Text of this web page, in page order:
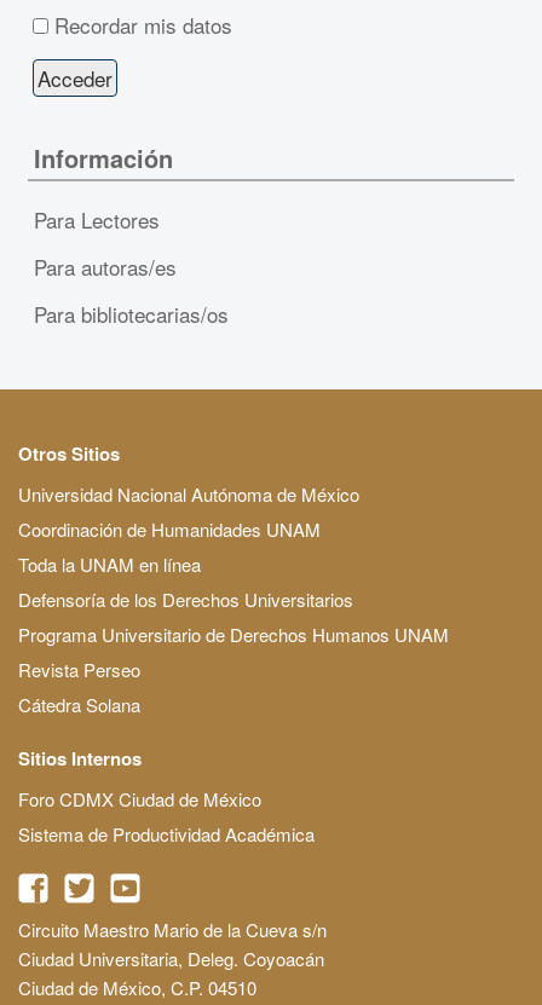
Recordar mis datos
Información
Para Lectores
Para autoras/es
Para bibliotecarias/os
Otros Sitios
Universidad Nacional Autónoma de México
Coordinación de Humanidades UNAM
Toda la UNAM en línea
Defensoría de los Derechos Universitarios
Programa Universitario de Derechos Humanos UNAM
Revista Perseo
Cátedra Solana
Sitios Internos
Foro CDMX Ciudad de México
Sistema de Productividad Académica
Circuito Maestro Mario de la Cueva s/n
Ciudad Universitaria, Deleg. Coyoacán
Ciudad de México, C.P. 04510